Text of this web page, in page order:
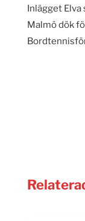
Inlägget
Malmö dök